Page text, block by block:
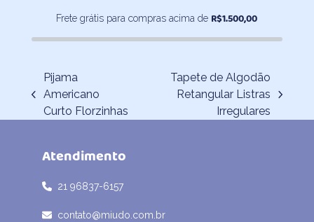
Frete grátis para compras acima de R$1.500,00
previous
post:
Pijama
Americano
Curto Florzinhas
post:
Tapete de Algodão
Retangular Listras
Irregulares
Atendimento
21 96837-6157
contato@miudo.com.br